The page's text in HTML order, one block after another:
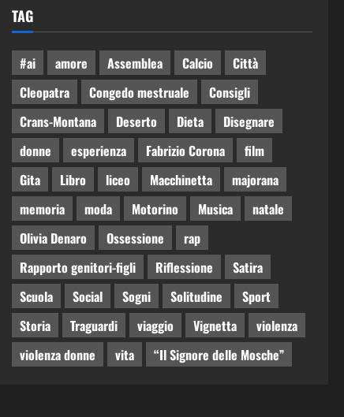
TAG
#ai amore Assemblea Calcio
Città
Cleopatra
Congedo mestruale
Consigli
Crans-Montana
Deserto Dieta
Disegnare
donne
esperienza Fabrizio Corona
film
Gita
Libro liceo Macchinetta
majorana
memoria
moda Motorino Musica
natale
Olivia Denaro
Ossessione
rap
Rapporto genitori-figli
Riflessione
Satira
Scuola
Social Sogni Solitudine
Sport
Storia
Traguardi viaggio Vignetta
violenza
violenza donne
vita “Il Signore delle Mosche”